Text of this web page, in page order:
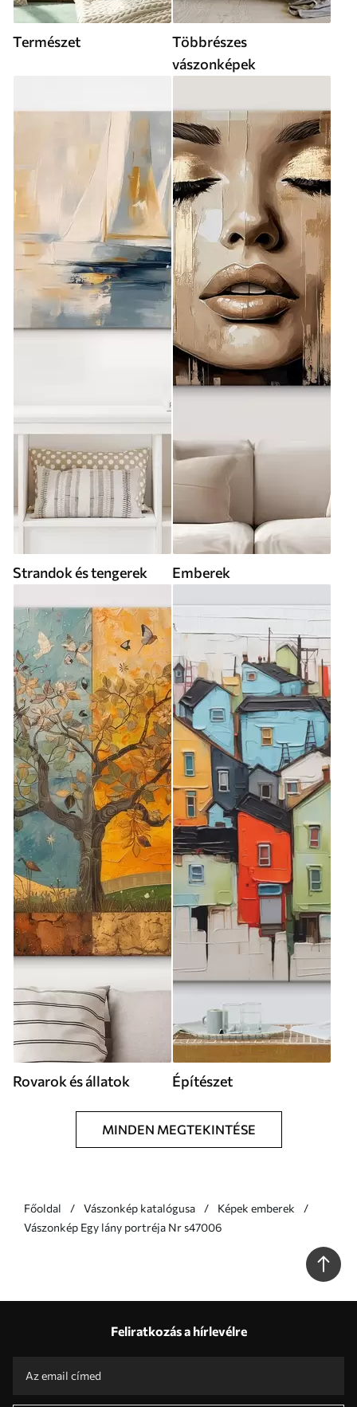
Természet
Többrészes
vászonképek
Strandok és tengerek Emberek
Rovarok és állatok Építészet
MINDEN MEGTEKINTÉSE
Főoldal Vászonkép katalógusa
Képek emberek
Vászonkép Egy lány portréja Nr s47006
Feliratkozás a hírlevélre